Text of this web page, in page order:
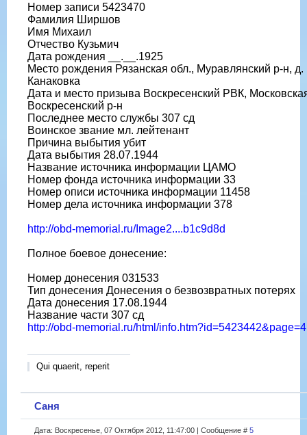
Номер записи 5423470
Фамилия Ширшов
Имя Михаил
Отчество Кузьмич
Дата рождения __.__.1925
Место рождения Рязанская обл., Муравлянский р-н, д.
Канаковка
Дата и место призыва Воскресенский РВК,
Воскресенский р-н
Последнее место службы 307 сд
Воинское звание мл. лейтенант
Причина выбытия убит
Дата выбытия 28.07.1944
Название источника информации ЦАМО
Номер фонда источника информации 33
Номер описи источника информации 11458
Номер дела источника информации 378
http://obd-memorial.ru/Image2....b1c9d8d
Полное боевое донесение:
Номер донесения 031533
Тип донесения Донесения о безвозвратных потерях
Дата донесения 17.08.1944
Название части 307 сд
http://obd-memorial.ru/html/info.htm?id=5423442&page=4
Qui quaerit, reperit
Саня
Дата: Воскресенье, 07 Октября 2012, 11:47:00 | Сообщение # 5